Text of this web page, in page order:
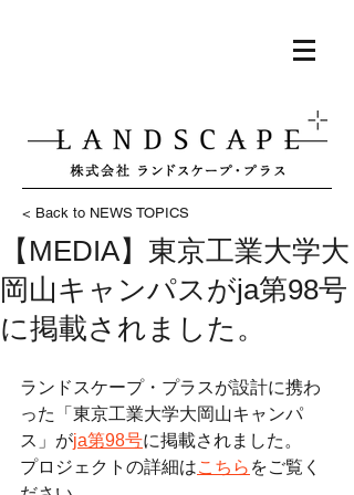
< Back to NEWS TOPICS
【MEDIA】東京工業大学大
岡山キャンパスがja第98号
に掲載されました。
ランドスケープ・プラスが設計に携わ
った「東京工業大学大岡山キャンパ
ス」がja第98号に掲載されました。
プロジェクトの詳細はこちら をご覧く